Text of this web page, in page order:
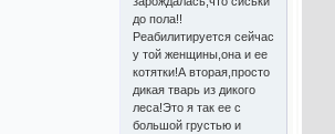
до пола!!
Реабилитируется сейчас
у той женщины,она и ее
котятки!А вторая,просто
дикая тварь из дикого
леса!Это я так ее с
большой грустью и